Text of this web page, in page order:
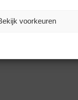
voorkeuren